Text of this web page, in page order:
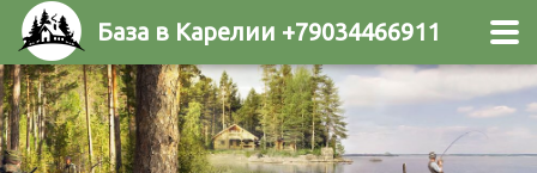
База в Карелии +79034466911